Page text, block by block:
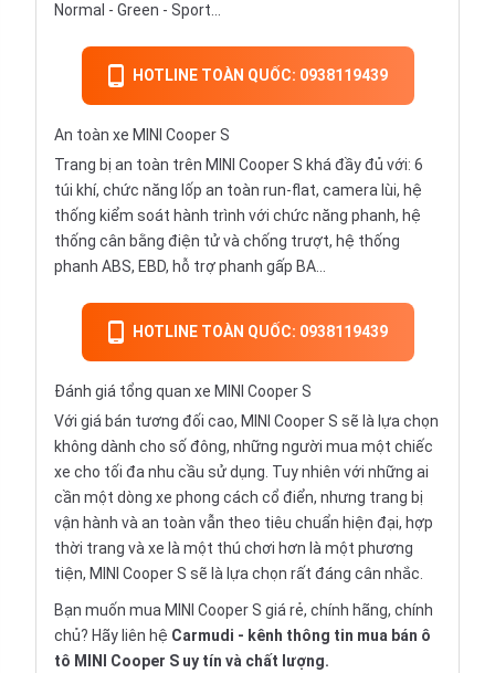
Normal - Green - Sport...
HOTLINE TOÀN QUỐC: 0938119439
An toàn xe MINI Cooper S
Trang bị an toàn trên MINI Cooper S khá đầy đủ với: 6
túi khí, chức năng lốp an toàn run-flat, camera lùi, hệ
thống kiểm soát hành trình với chức năng phanh, hệ
thống cân bằng điện tử và chống trượt, hệ thống
phanh ABS, EBD, hỗ trợ phanh gấp BA...
HOTLINE TOÀN QUỐC: 0938119439
Đánh giá tổng quan xe MINI Cooper S
Với giá bán tương đối cao, MINI Cooper S sẽ là lựa chọn
không dành cho số đông, những người mua một chiếc
xe cho tối đa nhu cầu sử dụng. Tuy nhiên với những ai
cần một dòng xe phong cách cổ điển, nhưng trang bị
vận hành và an toàn vẫn theo tiêu chuẩn hiện đại, hợp
thời trang và xe là một thú chơi hơn là một phương
tiện, MINI Cooper S sẽ là lựa chọn rất đáng cân nhắc.
Bạn muốn mua MINI Cooper S giá rẻ, chính hãng, chính
chủ? Hãy liên hệ Carmudi - kênh thông tin mua bán ô
tô MINI Cooper S uy tín và chất lượng.